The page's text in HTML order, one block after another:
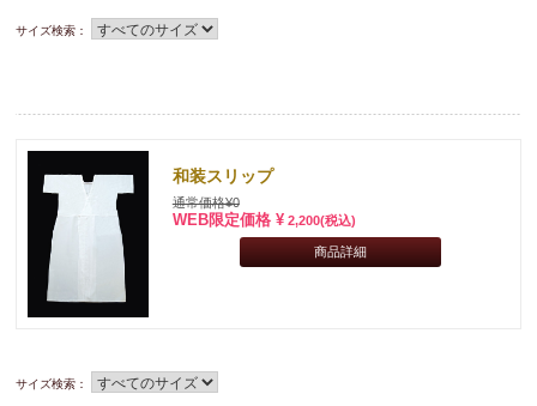
サイズ検索：
和装スリップ
通常価格¥0
WEB限定価格 ¥ 2,200(税込)
商品詳細
サイズ検索：